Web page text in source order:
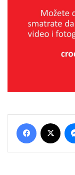
Facebook